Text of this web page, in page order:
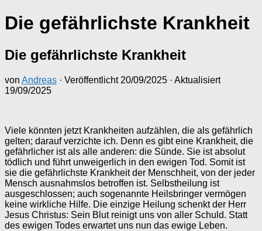
Die gefährlichste Krankheit
Die gefährlichste Krankheit
von Andreas · Veröffentlicht 20/09/2025 · Aktualisiert
19/09/2025
Viele könnten jetzt Krankheiten aufzählen, die als gefährlich
gelten; darauf verzichte ich. Denn es gibt eine Krankheit, die
gefährlicher ist als alle anderen: die Sünde. Sie ist absolut
tödlich und führt unweigerlich in den ewigen Tod. Somit ist
sie die gefährlichste Krankheit der Menschheit, von der jeder
Mensch ausnahmslos betroffen ist. Selbstheilung ist
ausgeschlossen; auch sogenannte Heilsbringer vermögen
keine wirkliche Hilfe. Die einzige Heilung schenkt der Herr
Jesus Christus: Sein Blut reinigt uns von aller Schuld. Statt
des ewigen Todes erwartet uns nun das ewige Leben.